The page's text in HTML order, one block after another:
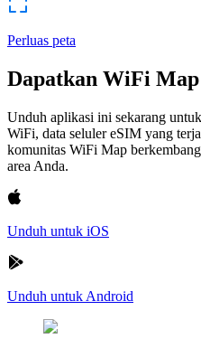
Perluas peta
Dapatkan WiFi Map
Unduh aplikasi ini sekarang
WiFi, data seluler eSIM yang
komunitas WiFi Map
area Anda.
Unduh untuk iOS
Unduh untuk Android